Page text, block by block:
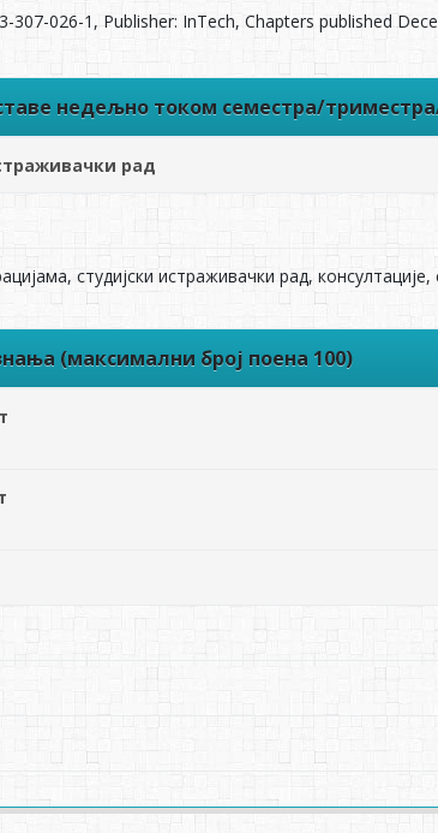
026-1, Publisher: InTech, Chapters published
недељно током семестра/
рад
студијски истраживачки рад, консултације,
(максимални број поена 100)